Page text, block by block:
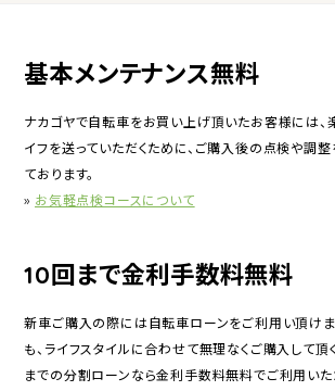
基本メンテナンス無料
ナカゴヤで自転車をお買い上げ頂いたお客様には、
イフを送っていただくために、ご購入後の点検や調
ております。
» お気軽点検コースについて
10回まで金利手数料無料
新車ご購入の際には自転車ローンをご利用い頂け
も、ライフスタイルに合わせて無理なくご購入して頂
までの分割ローンなら金利手数料無料でご利用いた